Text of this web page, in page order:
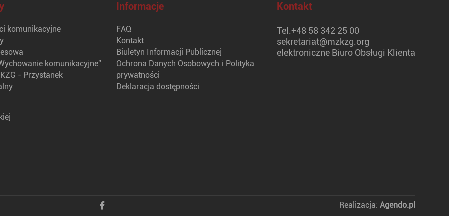
komunikacyjne
komunikacyjne”
- Przystanek
Informacje
FAQ
Kontakt
Biuletyn Informacji Publicznej
Ochrona Danych Osobowych i Polityka
prywatności
Deklaracja dostępności
Kontakt
Tel.+48 58 342 25 00
sekretariat@mzkzg.org
elektroniczne Biuro Obsługi Klienta
Realizacja: Agendo.pl